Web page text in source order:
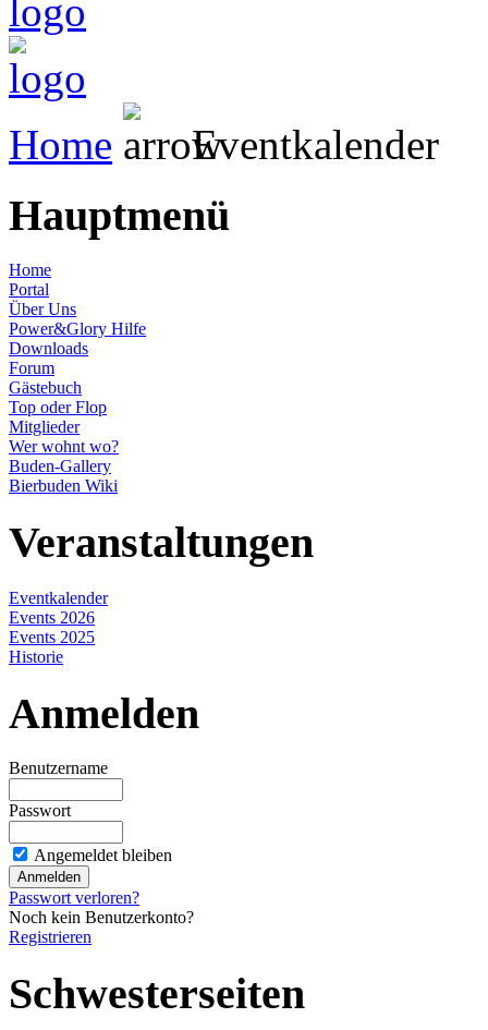
Home Eventkalender
Hauptmenü
Home
Portal
Über Uns
Power&Glory Hilfe
Downloads
Forum
Gästebuch
Top oder Flop
Mitglieder
Wer wohnt wo?
Buden-Gallery
Bierbuden Wiki
Veranstaltungen
Eventkalender
Events 2026
Events 2025
Historie
Anmelden
Benutzername
Passwort
Angemeldet bleiben
Passwort verloren?
Noch kein Benutzerkonto?
Registrieren
Schwesterseiten